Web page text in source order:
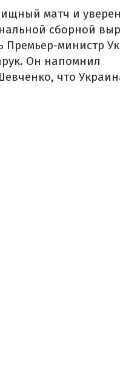
матч и
сборной
Премьер-министр
Он напомнил
что